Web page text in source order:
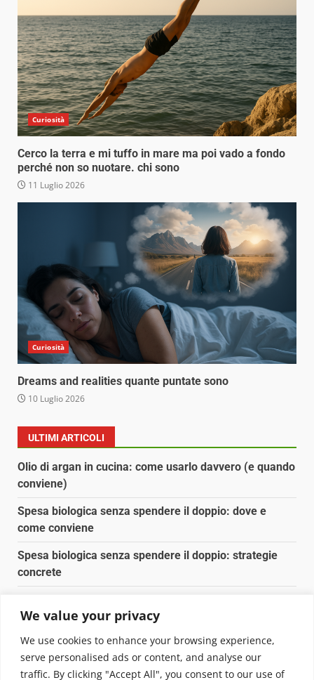
We value your privacy
We use cookies to enhance your browsing experience,
serve personalised ads or content, and analyse our
traffic. By clicking "Accept All", you consent to our use of
Curiosità
Cerco la terra e mi tuffo in mare ma poi vado a fondo
perché non so nuotare. chi sono
11 Luglio 2026
Curiosità
Dreams and realities quante puntate sono
10 Luglio 2026
ULTIMI ARTICOLI
Olio di argan in cucina: come usarlo davvero (e quando
conviene)
Spesa biologica senza spendere il doppio: dove e
come conviene
Spesa biologica senza spendere il doppio: strategie
concrete
Pulizia naturale della casa: 3 ingredienti che
sostituiscono 10 prodotti chimici